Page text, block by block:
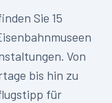
Sie 15
Von
bis hin zu
für